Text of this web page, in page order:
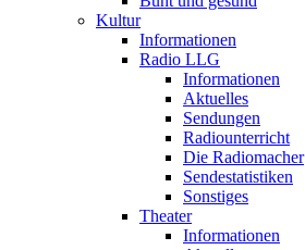
Kultur
Informationen
Radio LLG
Informationen
Aktuelles
Sendungen
Radiounterricht
Die Radiomacher
Sendestatistiken
Sonstiges
Theater
Informationen